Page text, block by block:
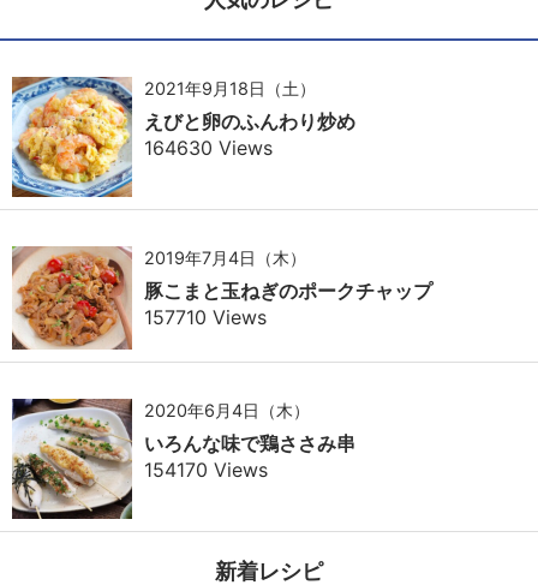
2021年9月18日（土）
えびと卵のふんわり炒め
164630 Views
2019年7月4日（木）
豚こまと玉ねぎのポークチャップ
157710 Views
2020年6月4日（木）
いろんな味で鶏ささみ串
154170 Views
新着レシピ